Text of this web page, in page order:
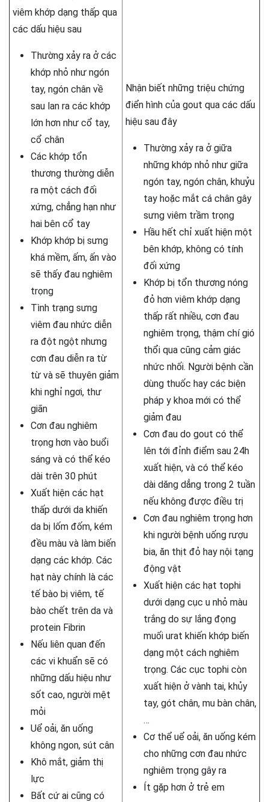
viêm khớp dạng thấp qua
các dấu hiệu sau
Thường xảy ra ở các
khớp nhỏ như ngón
tay, ngón chân về
sau lan ra các khớp
lớn hơn như cổ tay,
cổ chân
Các khớp tổn
thương thường diễn
ra một cách đối
xứng, chẳng hạn như
hai bên cổ tay
Khớp khớp bị sưng
khá mềm, ấm, ấn vào
sẽ thấy đau nghiêm
trọng
Tình trạng sưng
viêm đau nhức diễn
ra đột ngột nhưng
cơn đau diễn ra từ
từ và sẽ thuyên giảm
khi nghỉ ngơi, thư
giãn
Cơn đau nghiêm
trọng hơn vào buổi
sáng và có thể kéo
dài trên 30 phút
Xuất hiện các hạt
thấp dưới da khiến
da bị lốm đốm, kém
đều màu và làm biến
dạng các khớp. Các
hạt này chính là các
tế bào bị viêm, tế
bào chết trên da và
protein Fibrin
Nếu liên quan đến
các vi khuẩn sẽ có
những dấu hiệu như
sốt cao, người mệt
mỏi
Uể oải, ăn uống
không ngon, sút cân
Khô mắt, giảm thị
lực
Bất cứ ai cũng có
Nhận biết những triệu chứng
điển hình của gout qua các dấu
hiệu sau đây
Thường xảy ra ở giữa
những khớp nhỏ như giữa
ngón tay, ngón chân, khuỷu
tay hoặc mắt cá chân gây
sưng viêm trầm trọng
Hầu hết chỉ xuất hiện một
bên khớp, không có tính
đối xứng
Khớp bị tổn thương nóng
đỏ hơn viêm khớp dạng
thấp rất nhiều, cơn đau
nghiêm trọng, thậm chí gió
thổi qua cũng cảm giác
nhức nhối. Người bệnh cần
dùng thuốc hay các biện
pháp y khoa mới có thể
giảm đau
Cơn đau do gout có thể
lên tới đỉnh điểm sau 24h
xuất hiện, và có thể kéo
dài dăng dẳng trong 2 tuần
nếu không được điều trị
Cơn đau nghiêm trọng hơn
khi người bệnh uống rượu
bia, ăn thịt đỏ hay nội tạng
động vật
Xuất hiện các hạt tophi
dưới dạng cục u nhỏ màu
trắng do sự lắng đọng
muối urat khiến khớp biến
dạng một cách nghiêm
trọng. Các cục tophi còn
xuất hiện ở vành tai, khủy
tay, gót chân, mu bàn chân,
…
Cơ thể uể oải, ăn uống kém
cho những cơn đau nhức
nghiêm trọng gây ra
Ít gặp hơn ở trẻ em